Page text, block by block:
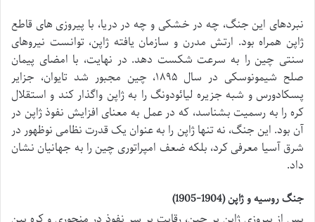
نبردهای این جنگ، چه در خشکی و چه در دریا، با پیروزی های قاطع
ژاپن همراه بود. ارتش مدرن و سازمان یافته ژاپن، توانست نیروهای
سنتی چین را به سرعت شکست دهد. در نهایت، با امضای پیمان
صلح شیمونوسکی در سال ۱۸۹۵، چین مجبور شد تایوان، جزایر
پسکادورس و شبه جزیره لیائودونگ را به ژاپن واگذار کند و استقلال
کره را به رسمیت بشناسد، که در عمل به معنای افزایش نفوذ ژاپن در
آن بود. این جنگ، نه تنها ژاپن را به عنوان یک قدرت نظامی نوظهور در
شرق آسیا معرفی کرد، بلکه ضعف امپراتوری چین را به جهانیان نشان
داد.
جنگ روسیه و ژاپن (1904-1905)